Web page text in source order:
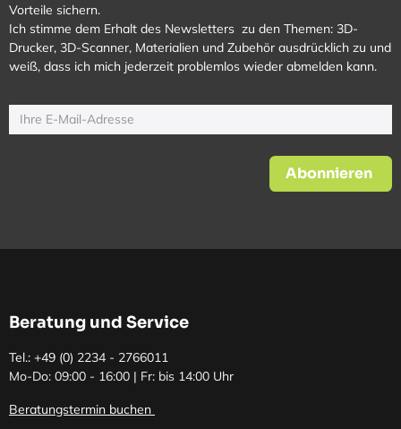
Vorteile sichern.
Ich stimme dem Erhalt des Newsletters zu den Themen: 3D-
Drucker, 3D-Scanner, Materialien und Zubehör ausdrücklich zu und
weiß, dass ich mich jederzeit problemlos wieder abmelden kann.
Abonnieren
Beratung und Service
Tel.: +49 (0) 2234 - 2766011
Mo-Do: 09:00 - 16:00 | Fr: bis 14:00 Uhr
Beratungstermin buchen